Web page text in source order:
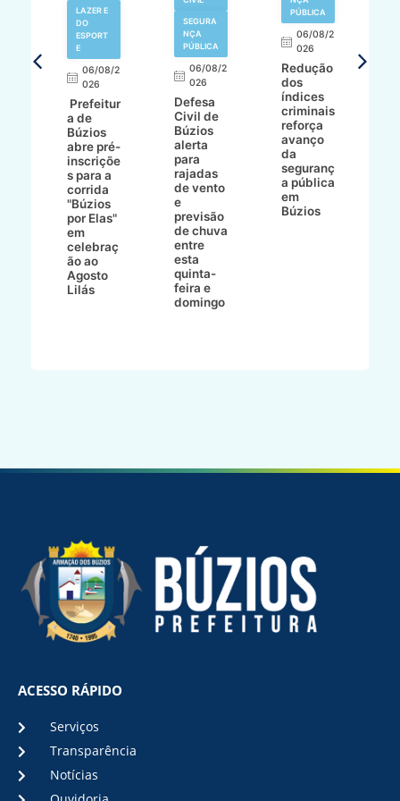
LAZER E
DO
ESPORT
E
06/08/2
026
Prefeitur
a de
Búzios
abre pré-
inscriçõe
s para a
corrida
"Búzios
por Elas"
em
celebraç
ão ao
Agosto
Lilás
SEGURA
NÇA
PÚBLICA
06/08/2
026
Defesa
Civil de
Búzios
alerta
para
rajadas
de vento
e
previsão
de chuva
entre
esta
quinta-
feira e
domingo
PÚBLICA
06/08/2
026
Redução
dos
índices
criminais
reforça
avanço
da
seguranç
a pública
em
Búzios
ACESSO RÁPIDO
Serviços
Transparência
Notícias